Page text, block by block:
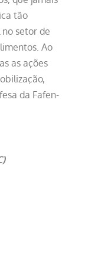
tão
setor de
Ao
as ações
da Fafen-